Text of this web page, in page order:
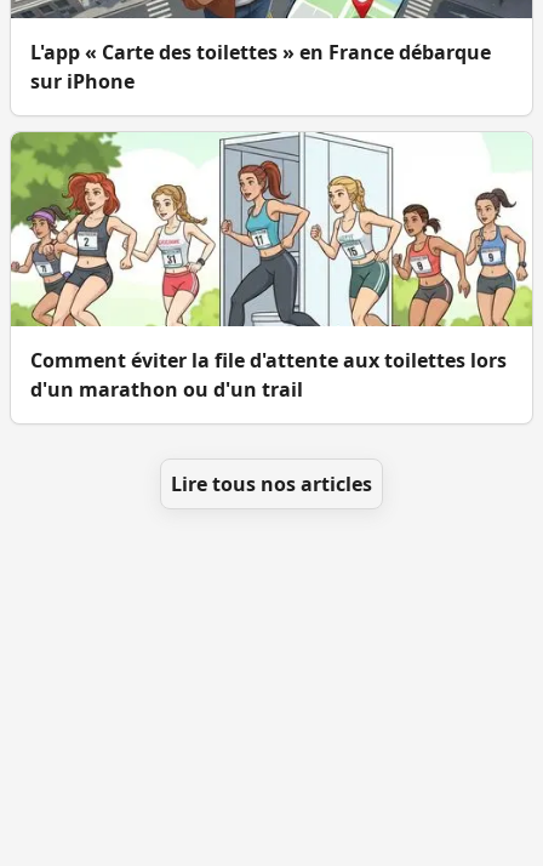
L'app « Carte des toilettes » en France débarque
sur iPhone
Comment éviter la file d'attente aux toilettes lors
d'un marathon ou d'un trail
Lire tous nos articles